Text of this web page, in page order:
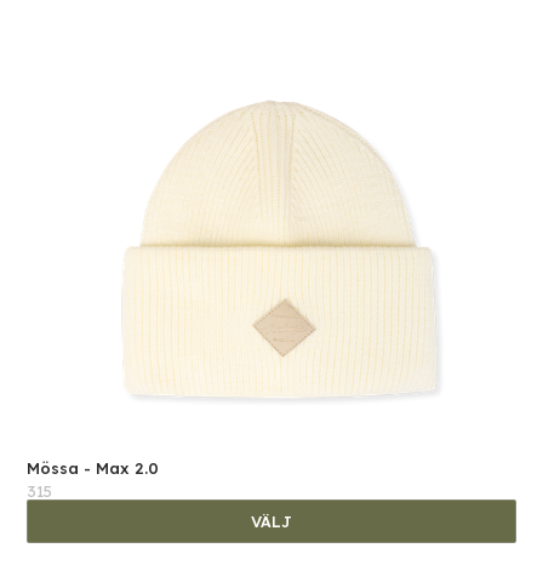
Mössa - Max 2.0
315
VÄLJ